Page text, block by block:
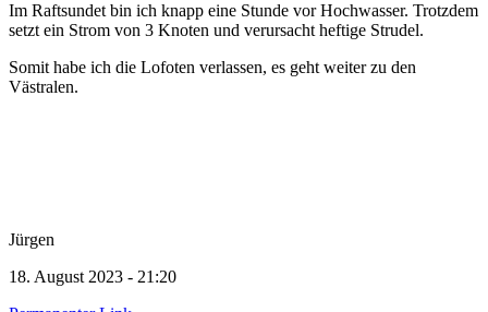
Im Raftsundet bin ich knapp eine Stunde vor Hochwasser. Trotzdem
setzt ein Strom von 3 Knoten und verursacht heftige Strudel.
Somit habe ich die Lofoten verlassen, es geht weiter zu den
Västralen.
Jürgen
18. August 2023 - 21:20